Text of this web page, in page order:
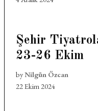
Şehir
23-26 Ekim
byNilgün Özcan
22 Ekim 2024